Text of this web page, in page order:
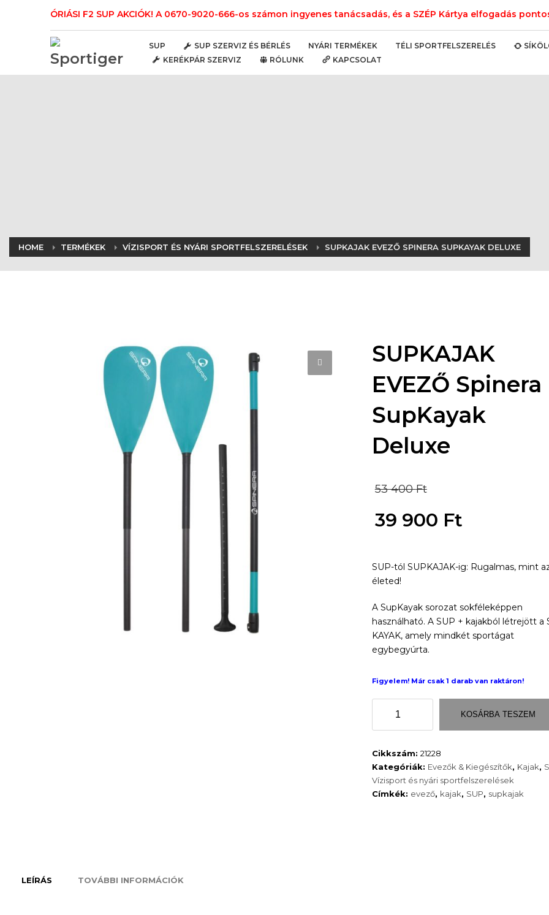
ÓRIÁSI F2 SUP AKCIÓK! A 0670-9020-666-os számon ingyenes tanácsadás, és a SZÉP Kártya elfogadás
SUP SUP SZERVIZ ÉS BÉRLÉS NYÁRI TERMÉKEK TÉLI SPORTFELSZERELÉS
KERÉKPÁR SZERVIZ
RÓLUNK KAPCSOLAT
HOME TERMÉKEK VÍZISPORT ÉS NYÁRI SPORTFELSZERELÉSEK SUPKAJAK EVEZŐ SPINERA SUPKAYAK DELUXE
SUPKAJAK
EVEZŐ Spinera
SupKayak
Deluxe
53 400Ft
price
53
39 900 Ft
price
39
900 Ft.
SUP-tól SUPKAJAK-ig: Rugalmas, mint
életed!
A SupKayak sorozat sokféleképpen
használható. A SUP + kajakból létrejött a
KAYAK, amely mindkét sportágat
egybegyúrta.
Figyelem! Már csak 1 darab van raktáron!
EVEZŐ
Spinera
Deluxe
mennyiség
KOSÁRBA TESZEM
Cikkszám: 21228
Kategóriák: Evezők & Kiegészítők, Kajak,
Vízisport és nyári sportfelszerelések
Címkék: evező, kajak, SUP, supkajak
LEÍRÁS TOVÁBBI INFORMÁCIÓK